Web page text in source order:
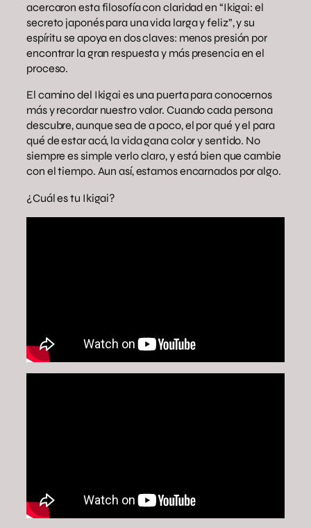
acercaron esta filosofía con claridad en “Ikigai: el
secreto japonés para una vida larga y feliz”, y su
espíritu se apoya en dos claves: menos presión por
encontrar la gran respuesta y más presencia en el
proceso.
El camino del Ikigai es una puerta para conocernos
más y recordar nuestro valor. Cuando cada persona
descubre, aunque sea de a poco, el por qué y el para
qué de estar acá, la vida gana color y sentido. No
siempre es simple verlo claro, y está bien que cambie
con el tiempo. Aun así, estamos encarnados por algo.
¿Cuál es tu Ikigai?